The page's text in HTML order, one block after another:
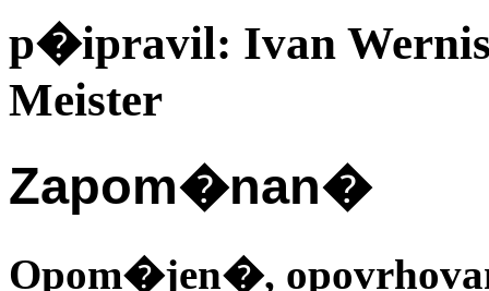
p�ipravil: Ivan
Meister
Zapom�nan�
Opom�jen�,